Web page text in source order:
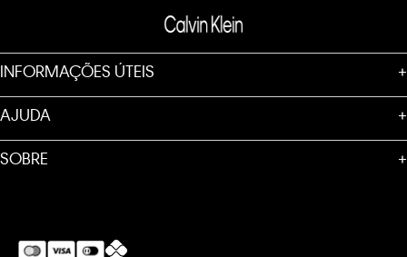
INFORMAÇÕES ÚTEIS +
AJUDA +
SOBRE +